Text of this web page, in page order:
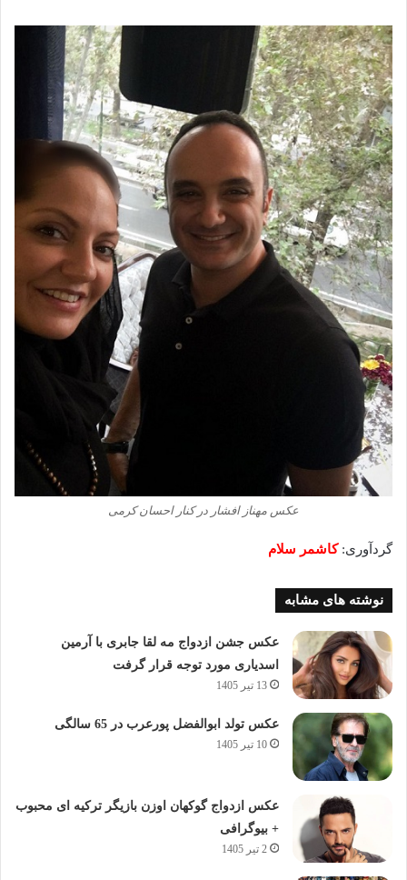
عکس ‌مهناز افشار در کنار احسان کرمی
گردآوری:کاشمر سلام
نوشته های مشابه
عکس جشن ازدواج مه لقا جابری با آرمین
اسدیاری مورد توجه قرار گرفت
13 تیر 1405
عکس تولد ابوالفضل پورعرب در 65 سالگی
10 تیر 1405
عکس ازدواج گوکهان اوزن بازیگر ترکیه ای محبوب
+ بیوگرافی
2 تیر 1405